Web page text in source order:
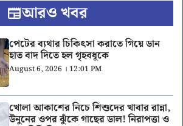
আরও খবর
পেটের ব্যথার চিকিৎসা করাতে গিয়ে ডান
হাত বাদ দিতে হল গৃহবধূকে
August 6, 2026 । 12:01 PM
খোলা আকাশের নিচে শিশুদের খাবার রান্না,
উনুনের ওপর ঝুঁকে গাছের ডাল! নিরাপত্তা ও